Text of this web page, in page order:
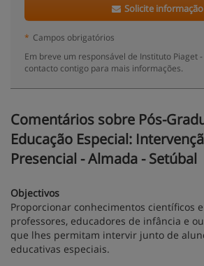
Solicite informação
* Campos obrigatórios
Em breve um responsável de Instituto Piaget
contacto contigo para mais informações.
Comentários sobre Pós-
Educação Especial:
Presencial - Almada - Setúbal
Objectivos
Proporcionar conhecimentos científicos
professores, educadores de infância e
que lhes permitam intervir junto de
educativas especiais.